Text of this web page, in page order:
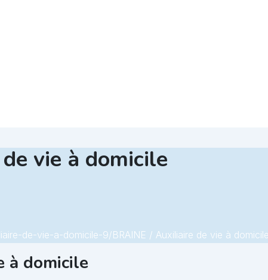
vie à domicile
de-vie-a-domicile-9/BRAINE / Auxiliaire de vie à domicile
à domicile